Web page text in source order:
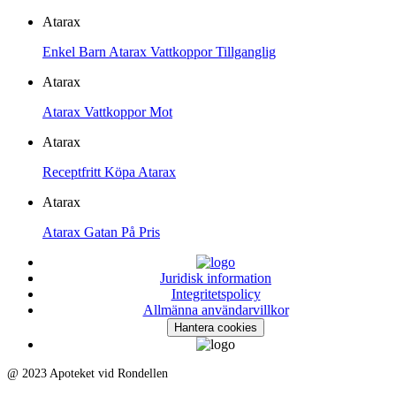
Atarax
Enkel Barn Atarax Vattkoppor Tillganglig
Atarax
Atarax Vattkoppor Mot
Atarax
Receptfritt Köpa Atarax
Atarax
Atarax Gatan På Pris
Juridisk information
Integritetspolicy
Allmänna användarvillkor
Hantera cookies
@ 2023 Apoteket vid Rondellen